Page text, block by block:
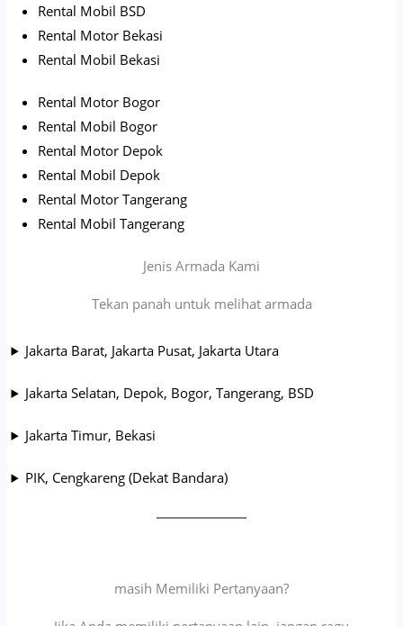
Rental Mobil BSD
Rental Motor Bekasi
Rental Mobil Bekasi
Rental Motor Bogor
Rental Mobil Bogor
Rental Motor Depok
Rental Mobil Depok
Rental Motor Tangerang
Rental Mobil Tangerang
Jenis Armada Kami
Tekan panah untuk melihat armada
Jakarta Barat, Jakarta Pusat, Jakarta Utara
Jakarta Selatan, Depok, Bogor, Tangerang, BSD
Jakarta Timur, Bekasi
PIK, Cengkareng (Dekat Bandara)
masih Memiliki Pertanyaan?